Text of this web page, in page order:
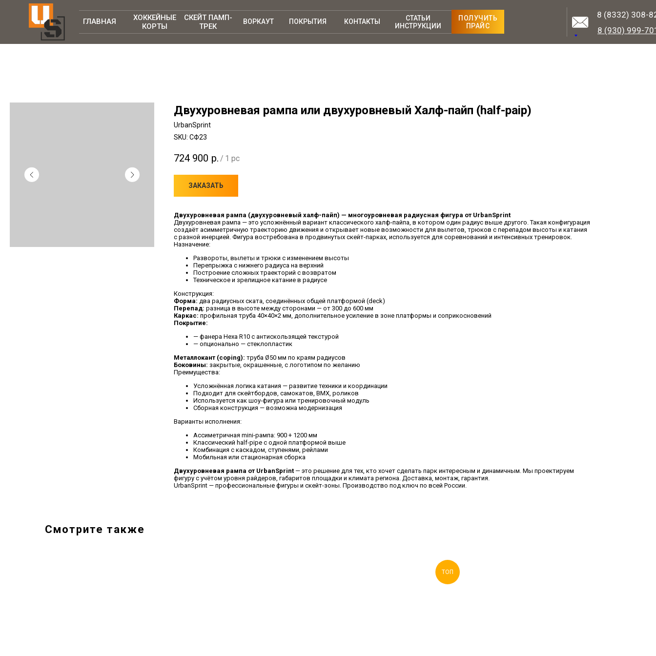
ХОККЕЙНЫЕ
КОРТЫ
СКЕЙТ ПАМП-
ТРЕК
КОНТАКТЫ
СТАТЬИ
ИНСТРУКЦИИ
ПОЛУЧИТЬ
ПРАЙС
ВОРКАУТ ПОКРЫТИЯ
8 (930) 999-
ГЛАВНАЯ
8 (8332) 308-
Двухуровневая рампа или двухуровневый Халф-пайп (half-paip)
UrbanSprint
SKU: СФ23
724 900 р. / 1 pc
ЗАКАЗАТЬ
Двухуровневая рампа (двухуровневый халф-пайп) — многоуровневая радиусная фигура от UrbanSprint
Двухуровневая рампа — это усложнённый вариант классического халф-пайпа, в котором один радиус выше другого. Такая конфигурация
создаёт асимметричную траекторию движения и открывает новые возможности для вылетов, трюков с перепадом высоты и катания
с разной инерцией. Фигура востребована в продвинутых скейт-парках, используется для соревнований и интенсивных тренировок.
Назначение:
Развороты, вылеты и трюки с изменением высоты
Перепрыжка с нижнего радиуса на верхний
Построение сложных траекторий с возвратом
Техническое и зрелищное катание в радиусе
Конструкция:
Форма: два радиусных ската, соединённых общей платформой (deck)
Перепад: разница в высоте между сторонами — от 300 до 600 мм
Каркас: профильная труба 40×40×2 мм, дополнительное усиление в зоне платформы и соприкосновений
Покрытие:
— фанера Hexa R10 с антискользящей текстурой
— опционально — стеклопластик
Металлокант (coping): труба Ø50 мм по краям радиусов
Боковины: закрытые, окрашенные, с логотипом по желанию
Преимущества:
Усложнённая логика катания — развитие техники и координации
Подходит для скейтбордов, самокатов, BMX, роликов
Используется как шоу-фигура или тренировочный модуль
Сборная конструкция — возможна модернизация
Варианты исполнения:
Ассиметричная mini-рампа: 900 + 1200 мм
Классический half-pipe с одной платформой выше
Комбинация с каскадом, ступенями, рейлами
Мобильная или стационарная сборка
Двухуровневая рампа от UrbanSprint — это решение для тех, кто хочет сделать парк интересным и динамичным. Мы проектируем
фигуру с учётом уровня райдеров, габаритов площадки и климата региона. Доставка, монтаж, гарантия.
UrbanSprint — профессиональные фигуры и скейт-зоны. Производство под ключ по всей России.
Смотрите также
ТОП